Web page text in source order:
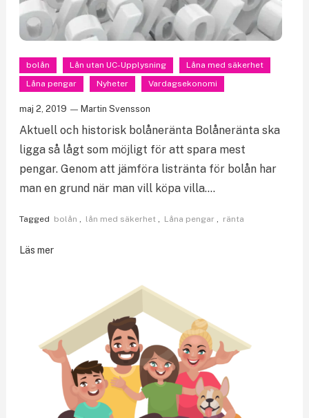
bolån Lån utan UC-Upplysning
Låna med säkerhet
Låna pengar
Nyheter Vardagsekonomi
maj 2, 2019 Martin Svensson
Aktuell och historisk bolåneränta Bolåneränta ska
ligga så lågt som möjligt för att spara mest
pengar. Genom att jämföra listränta för bolån har
man en grund när man vill köpa villa….
Tagged bolån , lån med säkerhet , Låna pengar , ränta
Läs mer